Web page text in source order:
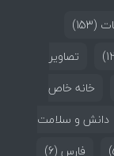
(153)
تصاویر
خانه خاص
دانش و سلامت
فارس (6)